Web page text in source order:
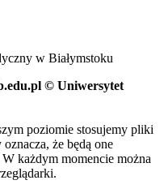
w Białymstoku
© Uniwersytet
poziomie stosujemy pliki
że będą one
każdym momencie można